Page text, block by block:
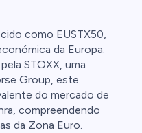
como EUSTX50,
da Europa.
STOXX, uma
Group, este
do mercado de
compreendendo
da Zona Euro.